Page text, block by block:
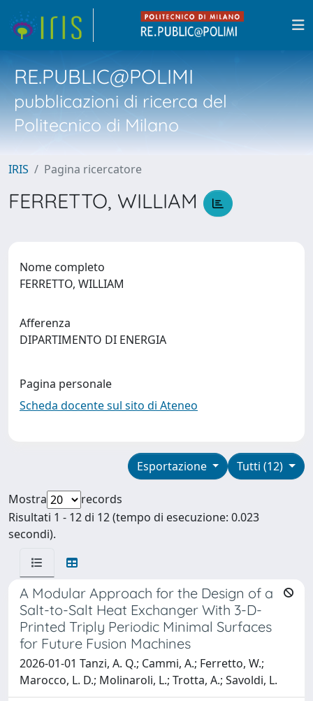
RE.PUBLIC@POLIMI
pubblicazioni di ricerca del
Politecnico di Milano
IRIS Pagina ricercatore
FERRETTO, WILLIAM
Nome completo
FERRETTO, WILLIAM
Afferenza
DIPARTIMENTO DI ENERGIA
Pagina personale
Scheda docente sul sito di Ateneo
Tutti (12)
Esportazione
Mostra
records
Risultati 1 - 12 di 12 (tempo di esecuzione: 0.023
secondi).
A Modular Approach for the Design of a
Salt-to-Salt Heat Exchanger With 3-D-
Printed Triply Periodic Minimal Surfaces
for Future Fusion Machines
2026-01-01 Tanzi, A. Q.; Cammi, A.; Ferretto, W.;
Marocco, L. D.; Molinaroli, L.; Trotta, A.; Savoldi, L.